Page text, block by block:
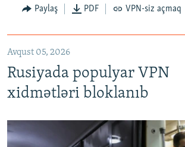
Paylaş PDF VPN-siz açmaq
Avqust 05, 2026
Rusiyada populyar VPN
xidmətləri bloklanıb